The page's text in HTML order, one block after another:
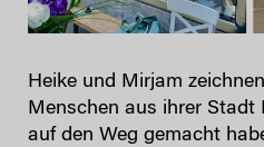
Heike und Mirjam
Menschen aus ihrer Stadt
auf den Weg gemacht